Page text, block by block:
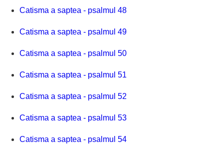
Catisma a saptea - psalmul 48
Catisma a saptea - psalmul 49
Catisma a saptea - psalmul 50
Catisma a saptea - psalmul 51
Catisma a saptea - psalmul 52
Catisma a saptea - psalmul 53
Catisma a saptea - psalmul 54